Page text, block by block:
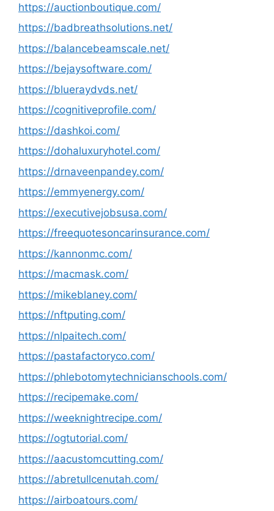
https://auctionboutique.com/
https://badbreathsolutions.net/
https://balancebeamscale.net/
https://bejaysoftware.com/
https://blueraydvds.net/
https://cognitiveprofile.com/
https://dashkoi.com/
https://dohaluxuryhotel.com/
https://drnaveenpandey.com/
https://emmyenergy.com/
https://executivejobsusa.com/
https://freequotesoncarinsurance.com/
https://kannonmc.com/
https://macmask.com/
https://mikeblaney.com/
https://nftputing.com/
https://nlpaitech.com/
https://pastafactoryco.com/
https://phlebotomytechnicianschools.com/
https://recipemake.com/
https://weeknightrecipe.com/
https://ogtutorial.com/
https://aacustomcutting.com/
https://abretullcenutah.com/
https://airboatours.com/